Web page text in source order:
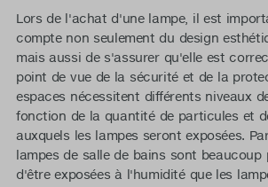
Lors de l'achat d'une lampe, il est
compte non seulement du design
mais aussi de s'assurer qu'elle est
point de vue de la sécurité et de la
espaces nécessitent différents niveaux
fonction de la quantité de particules et
auxquels les lampes seront exposées.
lampes de salle de bains sont beaucoup
d'être exposées à l'humidité que les